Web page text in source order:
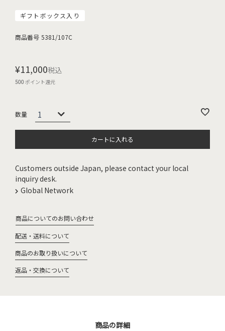
ギフトボックス入り
商品番号 5381/107C
¥11,000税込
500ポイント還元
カートに入れる
Customers outside Japan, please contact your local
inquiry desk.
Global Network
商品についてのお問い合わせ
配送・送料について
商品のお取り扱いについて
返品・交換について
商品の詳細